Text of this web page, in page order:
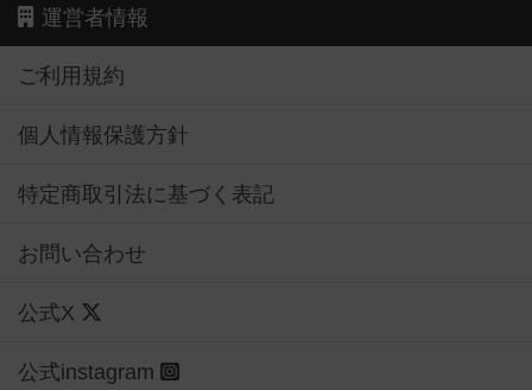
運営者情報
ご利用規約
個人情報保護方針
特定商取引法に基づく表記
お問い合わせ
公式X
公式instagram